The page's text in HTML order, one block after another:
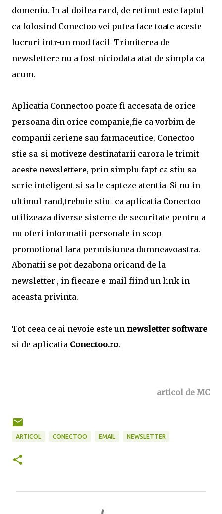
domeniu. In al doilea rand, de retinut este faptul
ca folosind Conectoo vei putea face toate aceste
lucruri intr-un mod facil. Trimiterea de
newslettere nu a fost niciodata atat de simpla ca
acum.
Aplicatia Connectoo poate fi accesata de orice
persoana din orice companie,fie ca vorbim de
companii aeriene sau farmaceutice. Conectoo
stie sa-si motiveze destinatarii carora le trimit
aceste newslettere, prin simplu fapt ca stiu sa
scrie inteligent si sa le capteze atentia. Si nu in
ultimul rand,trebuie stiut ca aplicatia Conectoo
utilizeaza diverse sisteme de securitate pentru a
nu oferi informatii personale in scop
promotional fara permisiunea dumneavoastra.
Abonatii se pot dezabona oricand de la
newsletter , in fiecare e-mail fiind un link in
aceasta privinta.
Tot ceea ce ai nevoie este un newsletter software
si de aplicatia Conectoo.ro.
articol de MC
ARTICOL CONECTOO EMAIL NEWSLETTER